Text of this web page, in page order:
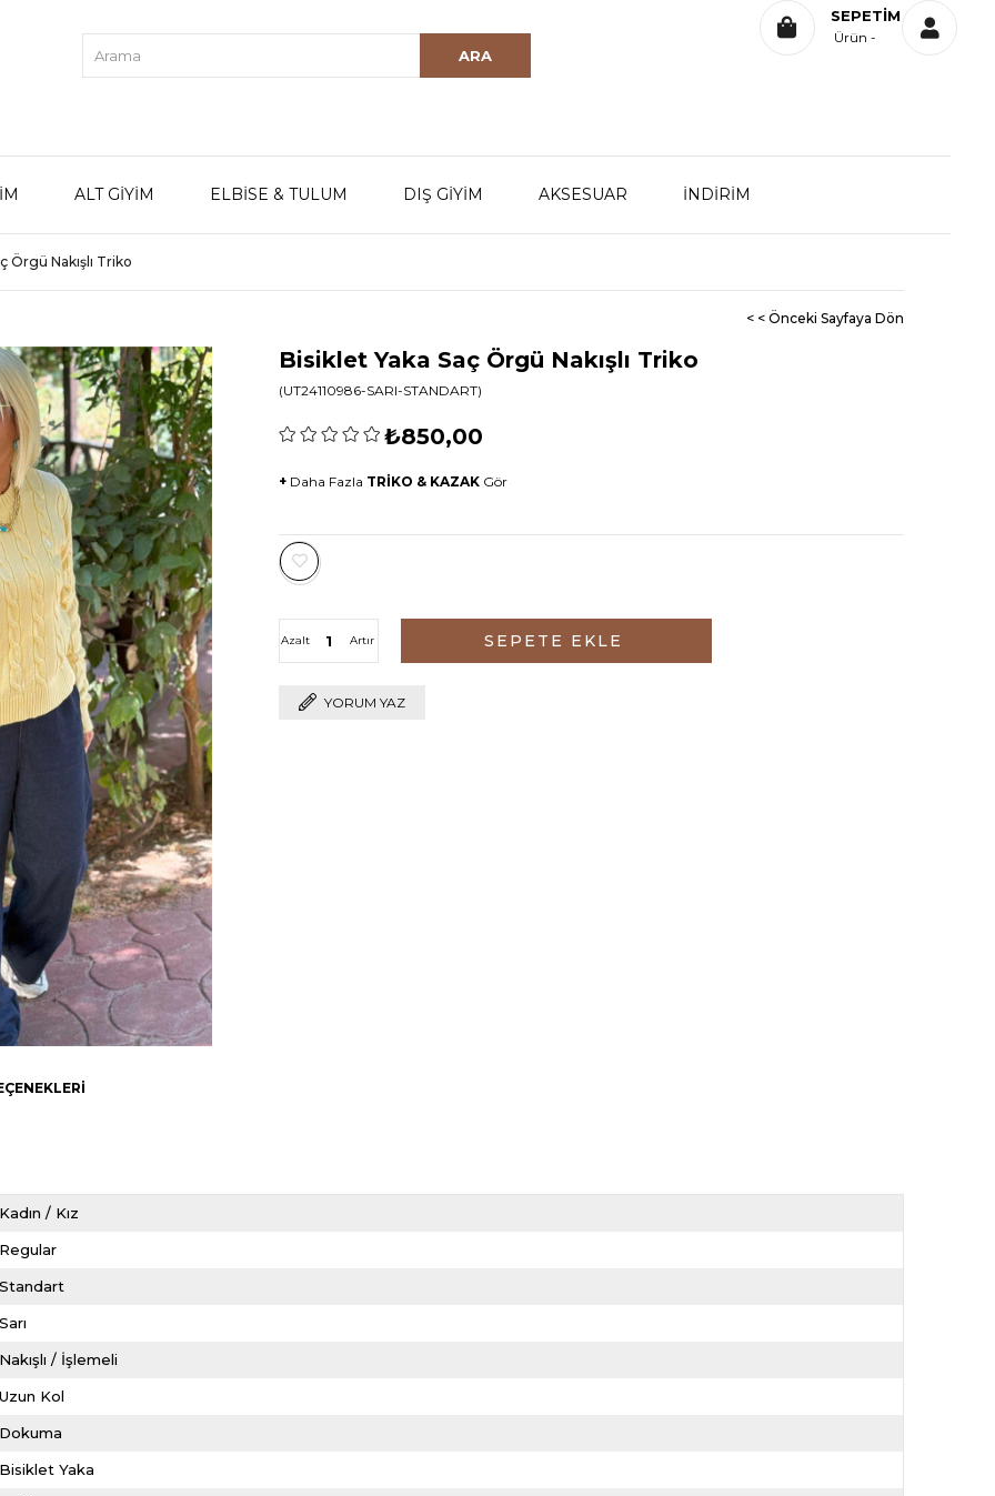
SEPETIM
Ürün
ALT GİYİM ELBİSE & TULUM DIŞ GİYİM AKSESUAR İNDİRİM
Örgü Nakışlı Triko
< < Önceki Sayfaya Dön
Bisiklet Yaka Saç Örgü Nakışlı Triko
(UT24110986-SARI-STANDART)
₺850,00
+ Daha Fazla TRİKO & KAZAK Gör
Artır
Azalt
YORUM YAZ
Kadın / Kız
Regular
Standart
Sarı
Nakışlı / İşlemeli
Uzun Kol
Dokuma
Bisiklet Yaka